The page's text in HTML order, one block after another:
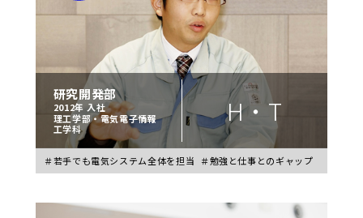
研究開発部
2012年 入社
理工学部・電気電子情報
工学科
H・T
＃若手でも電気システム全体を担当 ＃勉強と仕事とのギャップ